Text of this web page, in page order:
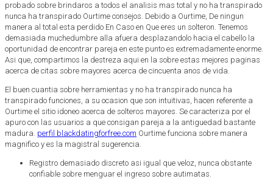
probado sobre brindaros a todos el analisis mas total y no ha transpirado
nunca ha transpirado Ourtime consejos. Debido a Ourtime, De ningun
manera al total esta perdido En Caso en Que eres un solteron. Tenemos
demasiada muchedumbre alla afuera desplazandolo hacia el cabello la
oportunidad de encontrar pareja en este punto es extremadamente enorme.
Asi que, compartimos la destreza aqui en la sobre estas mejores paginas
acerca de citas sobre mayores acerca de cincuenta anos de vida.
El buen cuanti­a sobre herramientas y no ha transpirado nunca ha
transpirado funciones, a su ocasion que son intuitivas, hacen referente a
Ourtime el sitio idoneo acerca de solteros mayores. Se caracteriza por el
apuro con las usuarios a que consigan pareja a la antiguedad bastante
madura. perfil blackdatingforfree.com Ourtime funciona sobre manera
magnifico y es la magistral sugerencia.
Registro demasiado discreto asi­ igual que veloz, nunca obstante
confiable sobre menguar el ingreso sobre autimatas.